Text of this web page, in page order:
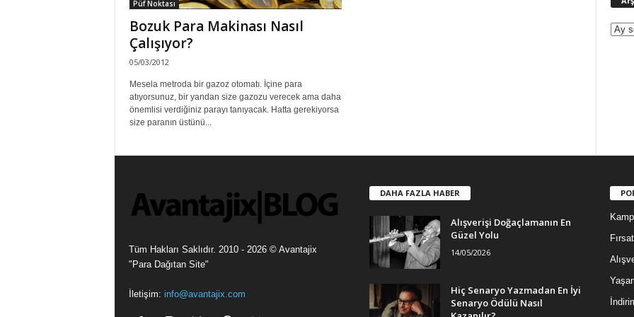
Püf Noktası
Bozuk Para Makinası Nasıl
Çalışıyor?
05/03/2012
Mesela metroda bir gazoz otomatı. İçine para
atıyorsunuz, bir yandan size gazozu verecek ama daha
önemlisi verdiğiniz parayı tanıyacak. Hatta gerekiyorsa
size paranın üstünü...
Tüm Hakları Saklıdır. 2010 - 2026 © Avantajix
"Para Dağıtan Site"
İletişim: info@avantajix.com
DAHA FAZLA HABER
Alışverişi Doğaçlamanın En
Güzel Yolu
14/05/2026
Hiç Senaryo Yazmadan En İyi
Senaryo Ödülü Nasıl